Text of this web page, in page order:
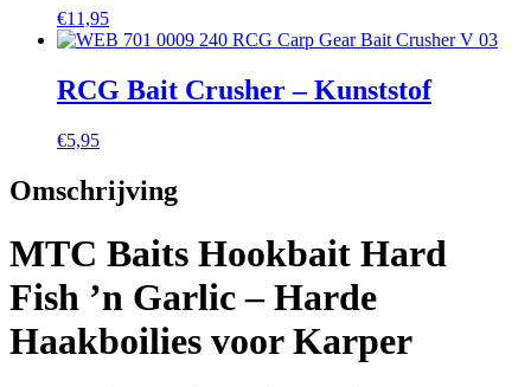
€11,95
RCG Bait Crusher – Kunststof
€5,95
Omschrijving
MTC Baits Hookbait Hard
Fish ’n Garlic – Harde
Haakboilies voor Karper